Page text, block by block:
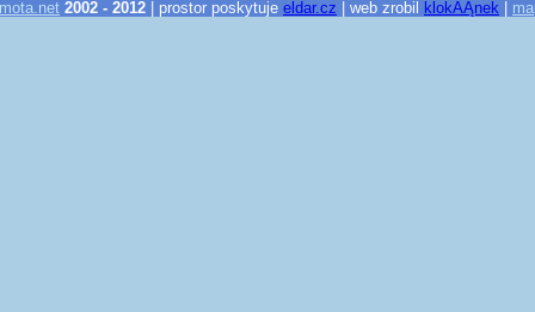
2002 - 2012 | prostor poskytuje eldar.cz | web zrobil klokĂĄnek